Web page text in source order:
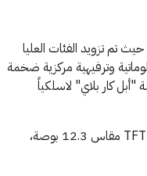
تم تزويد الفئات العليا
وترفيهية مركزية ضخمة
تدعم أنظمة "أبل كار بلاي" لاسلكياً
يضاف إلى ذلك لوحة عدادات رقمية بالكامل TFT مقاس 12.3 بوصة،